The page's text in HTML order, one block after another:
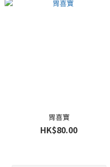
胃喜寶
HK$80.00